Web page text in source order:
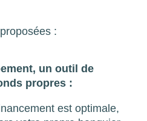
:
un outil de
propres :
est optimale,